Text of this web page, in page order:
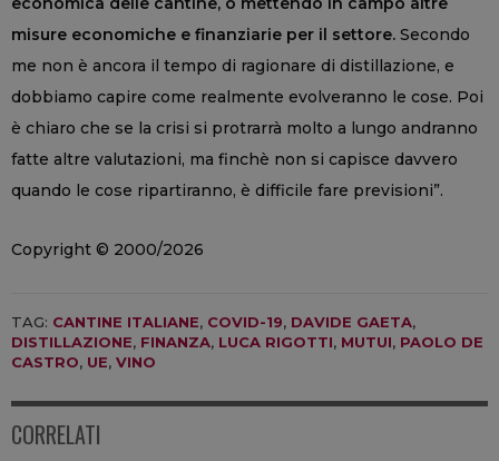
misure economiche e finanziarie per il settore. Secondo
me non è ancora il tempo di ragionare di distillazione, e
dobbiamo capire come realmente evolveranno le cose. Poi
è chiaro che se la crisi si protrarrà molto a lungo andranno
fatte altre valutazioni, ma finchè non si capisce davvero
quando le cose ripartiranno, è difficile fare previsioni”.
Copyright © 2000/2026
TAG: CANTINE ITALIANE, COVID-19, DAVIDE GAETA,
DISTILLAZIONE, FINANZA, LUCA RIGOTTI, MUTUI, PAOLO DE
CASTRO, UE, VINO
CORRELATI